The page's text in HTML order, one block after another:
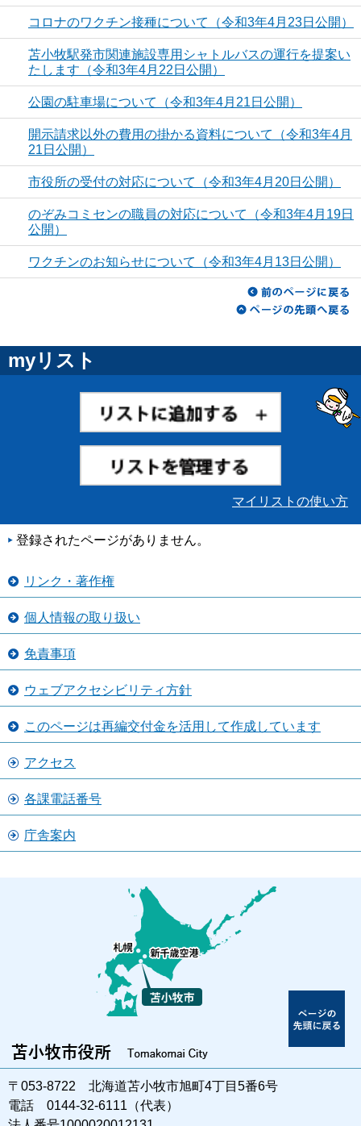
コロナのワクチン接種について（令和3年4月23日公開）
苫小牧駅発市関連施設専用シャトルバスの運行を提案い
たします（令和3年4月22日公開）
公園の駐車場について（令和3年4月21日公開）
開示請求以外の費用の掛かる資料について（令和3年4月
21日公開）
市役所の受付の対応について（令和3年4月20日公開）
のぞみコミセンの職員の対応について（令和3年4月19日
公開）
ワクチンのお知らせについて（令和3年4月13日公開）
myリスト
マイリストの使い方
登録されたページがありません。
リンク・著作権
個人情報の取り扱い
免責事項
ウェブアクセシビリティ方針
このページは再編交付金を活用して作成しています
アクセス
各課電話番号
庁舎案内
〒053-8722 北海道苫小牧市旭町4丁目5番6号
電話 0144-32-6111（代表）